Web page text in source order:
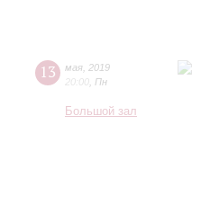
13 мая 2019
20:00 Пн
Большой зал